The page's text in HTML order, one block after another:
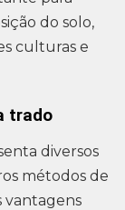
do solo,
culturas e
trado
diversos
métodos de
vantagens